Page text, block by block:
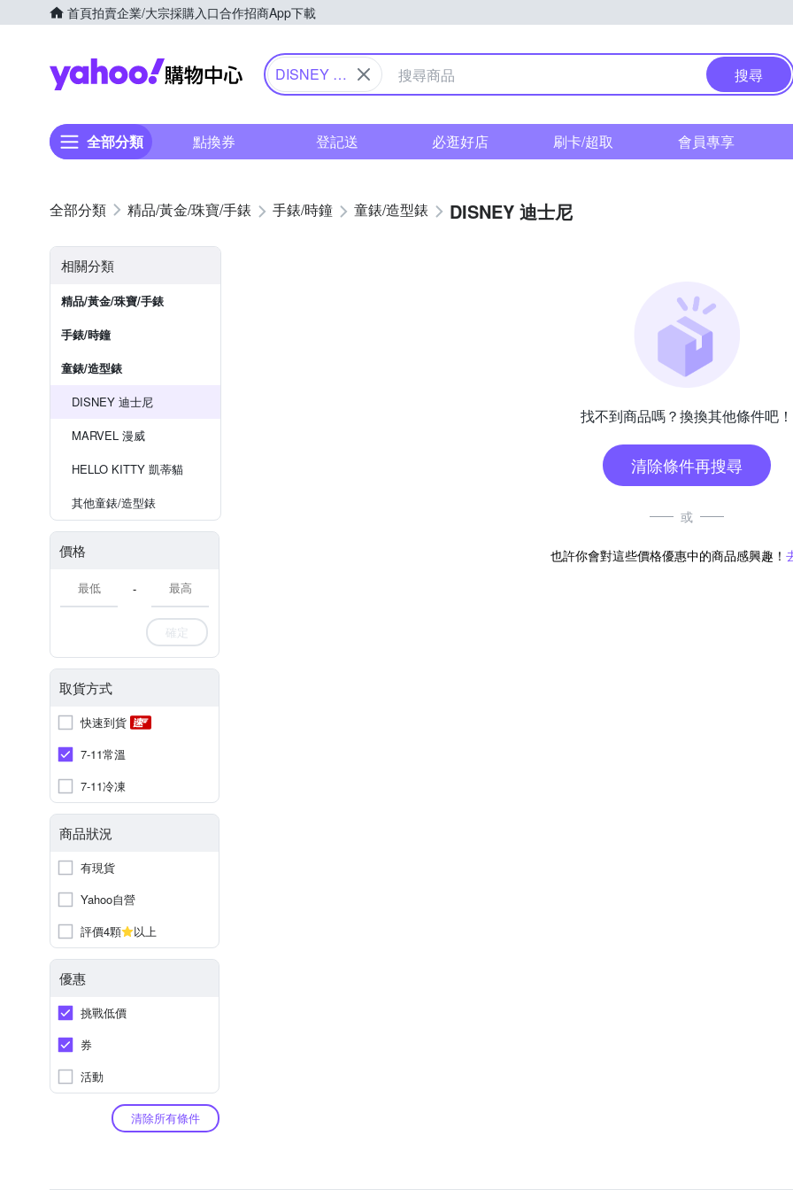
首頁拍賣企業/大宗採購入口合作招商App下載
Yahoo購物中心
DISNEY 迪
搜尋
全部分類 點換券 登記送 必逛好店 刷卡/超取 會員專享
精品/黃金/珠寶/手錶 手錶/時鐘 童錶/造型錶 DISNEY 迪士尼
相關分類
精品/黃金/珠寶/手錶
手錶/時鐘
童錶/造型錶
DISNEY 迪士尼
MARVEL 漫威
HELLO KITTY 凱蒂貓
其他童錶/造型錶
價格
-
確定
取貨方式
快速到貨
7-11常溫
7-11冷凍
商品狀況
有現貨
Yahoo自營
評價4顆
以上
優惠
挑戰低價
券
活動
清除所有條件
找不到商品嗎？換換其他條件吧！
清除條件再搜尋
或
也許你會對這些價格優惠中的商品感興趣！